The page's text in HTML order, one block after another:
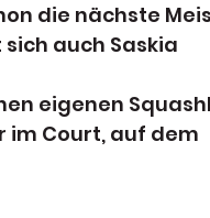
die nächste
auch Saskia
eigenen
im Court, auf dem